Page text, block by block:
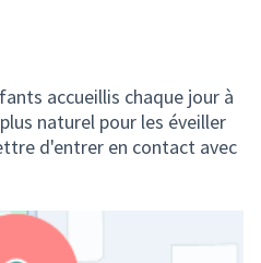
accueillis chaque jour à
naturel pour les éveiller
d'entrer en contact avec